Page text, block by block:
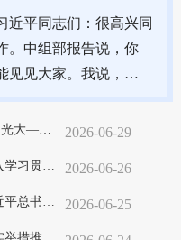
平同志们：很高兴同
。中组部报告说，你
见见大家。我说，要
家的学习心得和想
永远把伟大建党精神继承下去、发扬光大——习近平总书记引领弘扬光荣传统、赓续红色血脉 2026-06-29
坚持推进作风建设常态化长效化 深入学习贯彻习近平党建思想系列述评之十 2026-06-26
家园越建越美 日子越过越好——习近平总书记在山东德州考察时的重要讲话激励广大干部群众真抓实干向未来 2026-06-25